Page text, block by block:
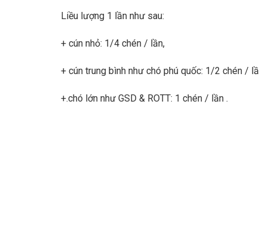
Liều lượng 1 lần như sau:
+ cún nhỏ: 1/4 chén / lần,
+ cún trung bình như chó phú quốc: 1/2 chén /
+.chó lớn như GSD & ROTT: 1 chén / lần .